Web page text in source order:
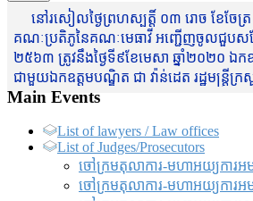
នៅរសៀលថ្ងៃព្រហស្បត្តិ៍ ០៣ រោច ខែចែត្រ
គណៈប្រតិភូនៃគណៈមេធាវី អញ្ជើញចូលជួបសម្ត
២៥៦៣ ត្រូវនឹងថ្ងៃទី៩ខែមេសា ឆ្នាំ២០២០ ឯក
ជាមួយឯកឧត្តមបណ្ឌិត ជា វ៉ាន់ដេត រដ្ឋមន្
Main Events
List of lawyers / Law offices
List of Judges/Prosecutors
ចៅក្រមតុលាការ-មហាអយ្យការ
ចៅក្រមតុលាការ-មហាអយ្យការ